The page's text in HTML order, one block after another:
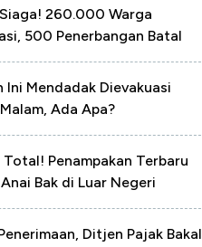
260.000 Warga
500 Penerbangan Batal
Ini Mendadak Dievakuasi
Ada Apa?
Total! Penampakan Terbaru
Bak di Luar Negeri
Ditjen Pajak Bakal